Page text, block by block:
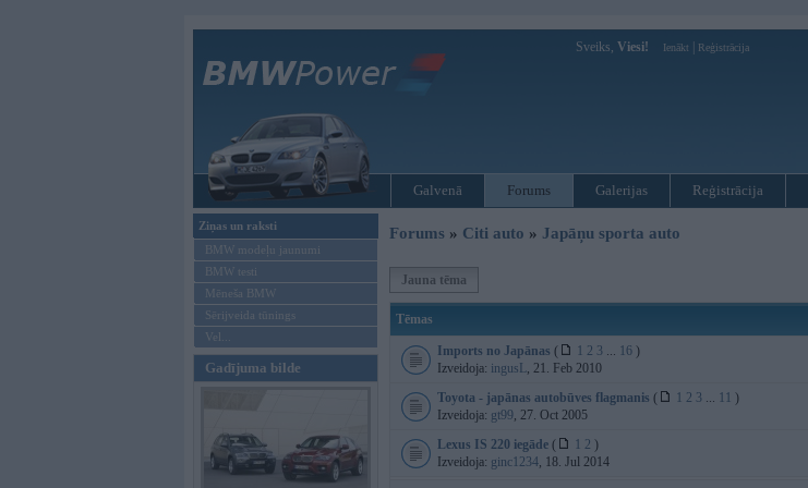
Sveiks, Viesi! Ienākt Reģistrācija
Galvenā Forums Galerijas Reģistrācija
Ziņas un raksti
BMW modeļu jaunumi
BMW testi
Mēneša BMW
Sērijveida tūnings
Vel...
Gadījuma bilde
Forums » Citi auto » Japāņu sporta auto
Jauna tēma
Tēmas
Imports no Japānas ( 1 2 3 ... 16 )
Izveidoja: ingusL, 21. Feb 2010
Toyota - japānas autobūves flagmanis ( 1 2 3 ... 11 )
Izveidoja: gt99, 27. Oct 2005
Lexus IS 220 iegāde ( 1 2 )
Izveidoja: ginc1234, 18. Jul 2014